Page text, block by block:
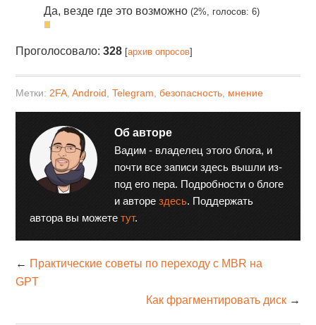
Да, везде где это возможно(2%, голосов: 6)
Проголосовало:328 [архив опросов]
Метки:2FA,Android,Telegram,безопасность, мнение
Об авторе
Вадим - владелец этого блога, и
почти все записи здесь вышли из-
под его пера. Подробности о блоге
и авторездесь. Поддержать
автора вы можететут.
← Практические советы по переходу с MBR на
GPT
Как фрагментировать диск →